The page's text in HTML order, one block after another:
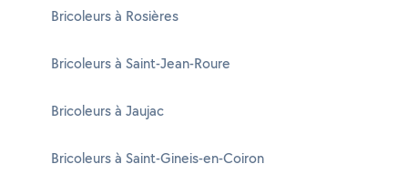
Bricoleurs à Rosières
Bricoleurs à Saint-Jean-Roure
Bricoleurs à Jaujac
Bricoleurs à Saint-Gineis-en-Coiron